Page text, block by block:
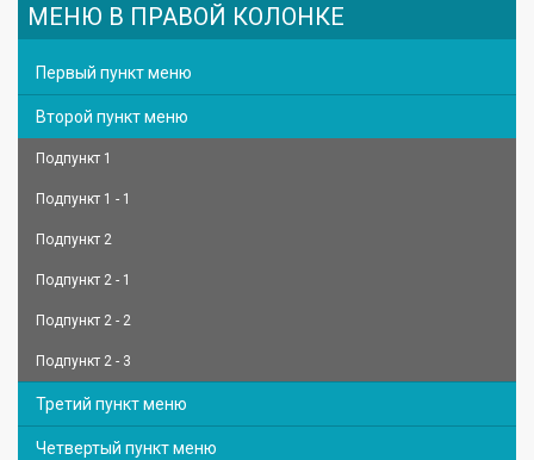
МЕНЮ В ПРАВОЙ КОЛОНКЕ
Первый пункт меню
Второй пункт меню
Подпункт 1
Подпункт 1 - 1
Подпункт 2
Подпункт 2 - 1
Подпункт 2 - 2
Подпункт 2 - 3
Третий пункт меню
Четвертый пункт меню